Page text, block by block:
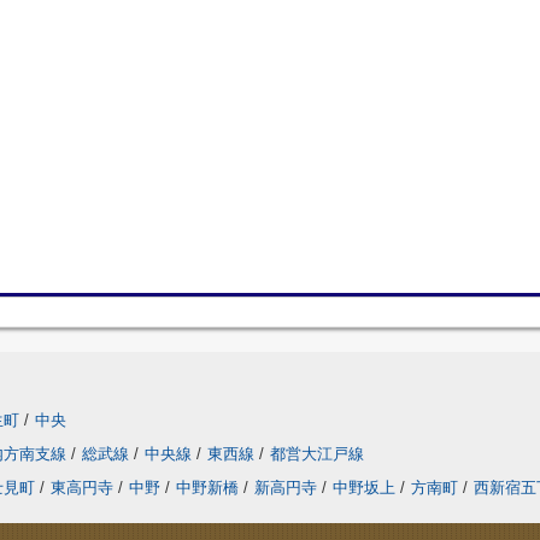
町 / 中央
南支線 / 総武線 / 中央線 / 東西線 / 都営大江戸線
見町 / 東高円寺 / 中野 / 中野新橋 / 新高円寺 / 中野坂上 / 方南町 / 西新宿五